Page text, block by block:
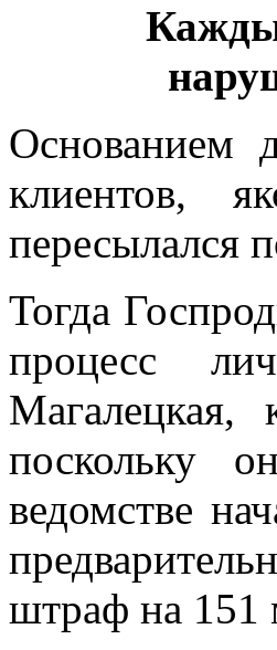
Основанием
клиентов,
пересылался
Тогда
процесс
Магалецкая,
поскольку
ведомстве
штраф на 151